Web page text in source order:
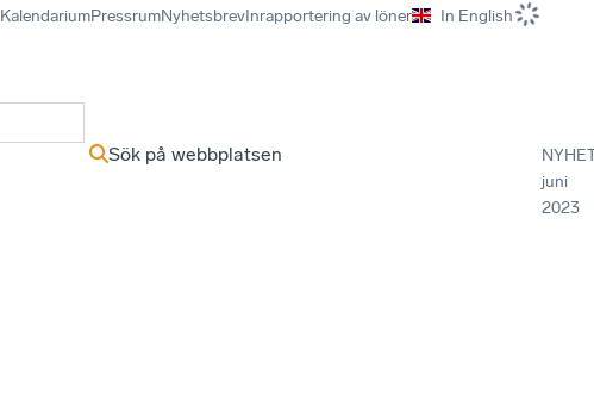
KalendariumPressrumNyhetsbrevInrapportering av löner In English
Sök på webbplatsen
juni
2023